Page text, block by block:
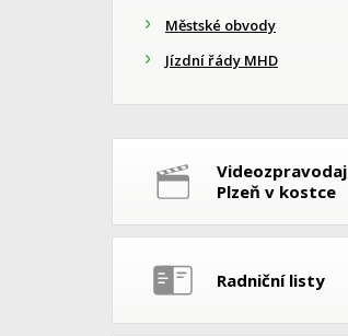
Městské obvody
Jízdní řády MHD
Videozpravodaj
Plzeň v kostce
Radniční listy